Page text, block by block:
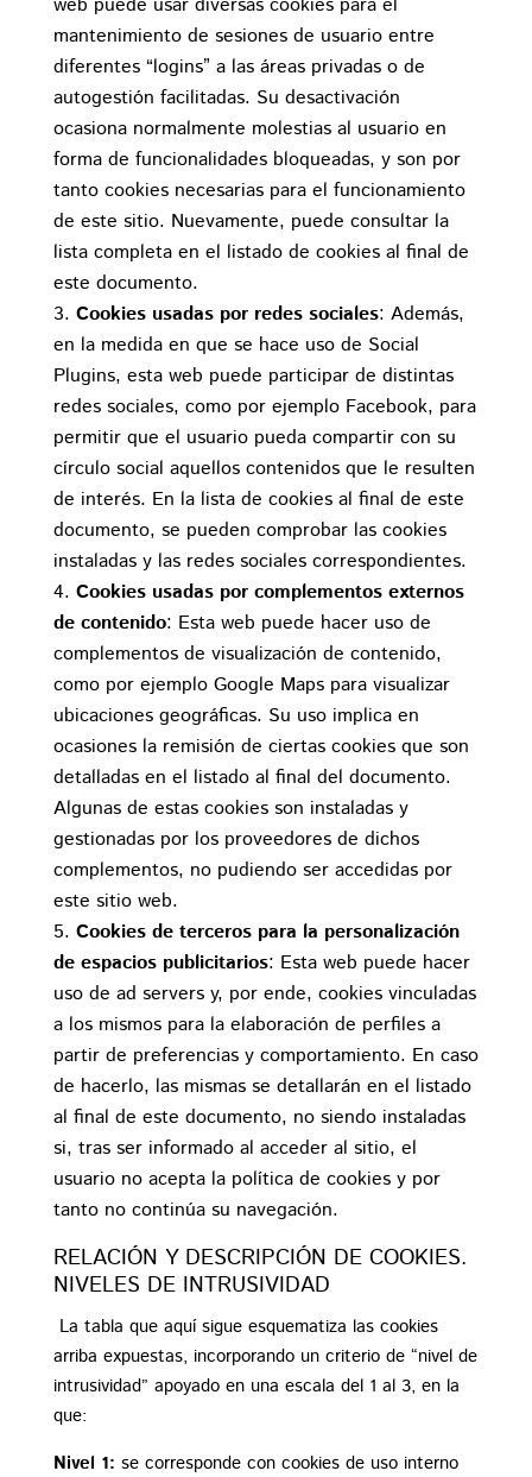
mantenimiento de sesiones de usuario entre
diferentes “logins” a las áreas privadas o de
autogestión facilitadas. Su desactivación
ocasiona normalmente molestias al usuario en
forma de funcionalidades bloqueadas, y son por
tanto cookies necesarias para el funcionamiento
de este sitio. Nuevamente, puede consultar la
lista completa en el listado de cookies al final de
este documento.
Cookies usadas por redes sociales: Además,
en la medida en que se hace uso de Social
Plugins, esta web puede participar de distintas
redes sociales, como por ejemplo Facebook, para
permitir que el usuario pueda compartir con su
círculo social aquellos contenidos que le resulten
de interés. En la lista de cookies al final de este
documento, se pueden comprobar las cookies
instaladas y las redes sociales correspondientes.
Cookies usadas por complementos externos
de contenido: Esta web puede hacer uso de
complementos de visualización de contenido,
como por ejemplo Google Maps para visualizar
ubicaciones geográficas. Su uso implica en
ocasiones la remisión de ciertas cookies que son
detalladas en el listado al final del documento.
Algunas de estas cookies son instaladas y
gestionadas por los proveedores de dichos
complementos, no pudiendo ser accedidas por
este sitio web.
Cookies de terceros para la personalización
de espacios publicitarios: Esta web puede hacer
uso de ad servers y, por ende, cookies vinculadas
a los mismos para la elaboración de perfiles a
partir de preferencias y comportamiento. En caso
de hacerlo, las mismas se detallarán en el listado
al final de este documento, no siendo instaladas
si, tras ser informado al acceder al sitio, el
usuario no acepta la política de cookies y por
tanto no continúa su navegación.
RELACIÓN Y DESCRIPCIÓN DE COOKIES.
NIVELES DE INTRUSIVIDAD
La tabla que aquí sigue esquematiza las cookies
arriba expuestas, incorporando un criterio de “nivel de
intrusividad” apoyado en una escala del 1 al 3, en la
que:
Nivel 1: se corresponde con cookies de uso interno